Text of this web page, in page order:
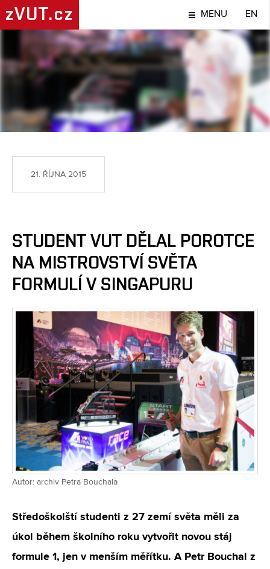
zVUT.cz MENU EN
NÁPADY A OBJEVY
21. ŘÍJNA 2015
STUDENT VUT DĚLAL POROTCE
NA MISTROVSTVÍ SVĚTA
FORMULÍ V SINGAPURU
Autor: archiv Petra Bouchala
Středoškolští studenti z 27 zemí světa měli za
úkol během školního roku vytvořit novou stáj
formule 1, jen v menším měřítku. A Petr Bouchal z